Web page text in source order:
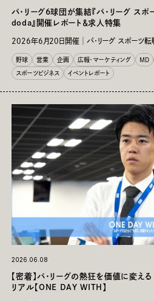
パ・リーグ6球団が集結『パ・リーグ ス
doda』開催レポート＆求人特集
2026年6月20日開催│パ・リーグ スポーツ
野球 営業 企画 広報・マーケティング MD
スポーツビジネス イベントレポート
2026.06.08
【密着】パ・リーグの熱狂を価値に変え
リアル【ONE DAY WITH】